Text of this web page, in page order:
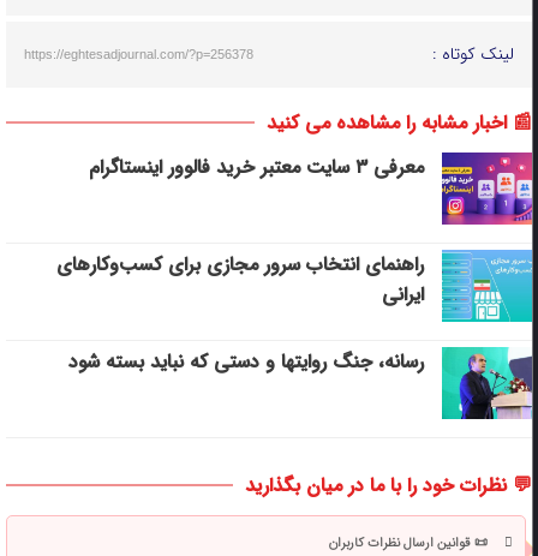
لینک کوتاه : https://eghtesadjournal.com/?p=256378
📰 اخبار مشابه را مشاهده می کنید
معرفی ۳ سایت معتبر خرید فالوور اینستاگرام
راهنمای انتخاب سرور مجازی برای کسب‌وکارهای
ایرانی
رسانه، جنگ روایتها و دستی که نباید بسته شود
💬 نظرات خود را با ما در میان بگذارید
📜 قوانین ارسال نظرات کاربران